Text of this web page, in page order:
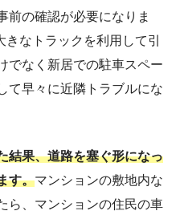
前の確認が必要になりま
なトラックを利用して引
でなく新居での駐車スペー
て早々に近隣トラブルにな
結果、道路を塞ぐ形になっ
す。マンションの敷地内な
ら、マンションの住民の車